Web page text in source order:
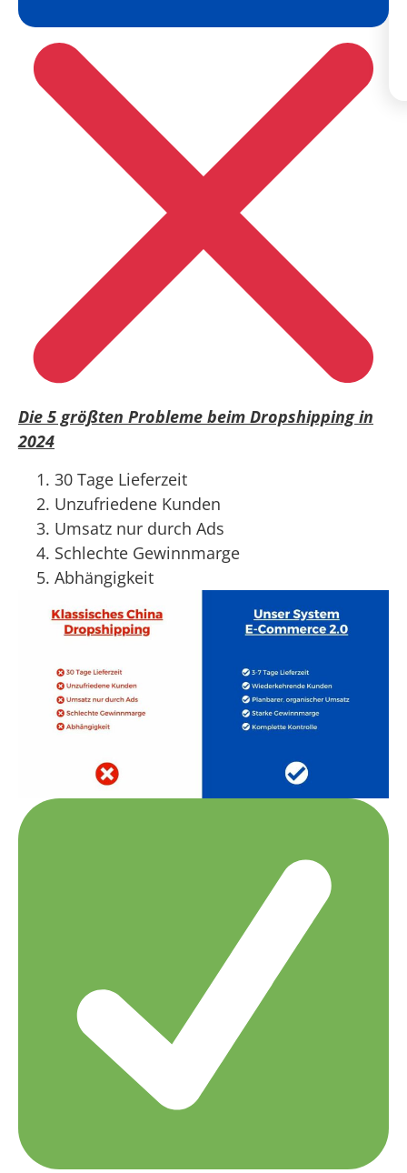
Die 5 größten Probleme beim Dropshipping in
2024
30 Tage Lieferzeit
Unzufriedene Kunden
Umsatz nur durch Ads
Schlechte Gewinnmarge
Abhängigkeit